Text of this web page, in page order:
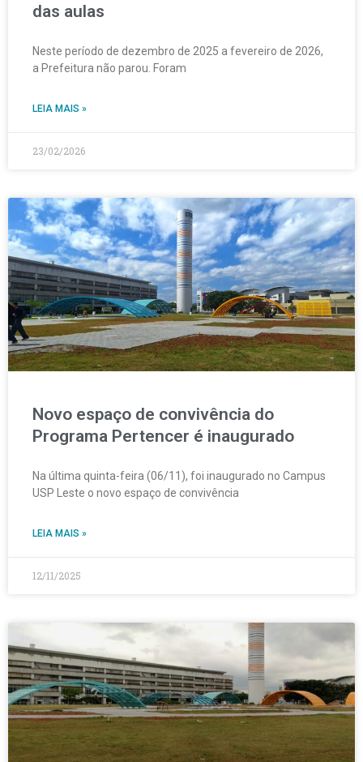
das aulas
Neste período de dezembro de 2025 a fevereiro de 2026,
a Prefeitura não parou. Foram
LEIA MAIS »
23/02/2026
Novo espaço de convivência do
Programa Pertencer é inaugurado
Na última quinta-feira (06/11), foi inaugurado no Campus
USP Leste o novo espaço de convivência
LEIA MAIS »
12/11/2025